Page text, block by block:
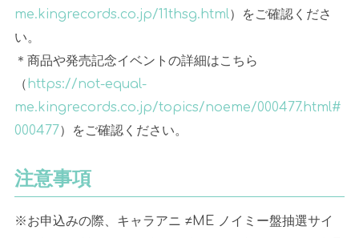
me.kingrecords.co.jp/11thsg.html）をご確認くださ
い。
＊商品や発売記念イベントの詳細はこちら
（https://not-equal-
me.kingrecords.co.jp/topics/noeme/000477.html#
000477）をご確認ください。
注意事項
※お申込みの際、キャラアニ ≠ME ノイミー盤抽選サイ